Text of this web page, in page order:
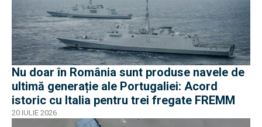
Nu doar în România sunt produse navele de
ultimă generație ale Portugaliei: Acord
istoric cu Italia pentru trei fregate FREMM
20 IULIE 2026